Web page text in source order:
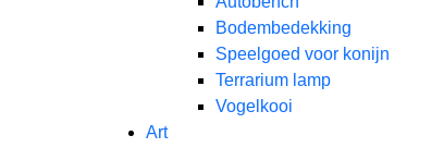
Bodembedekking
Speelgoed voor konijn
Terrarium lamp
Vogelkooi
Art